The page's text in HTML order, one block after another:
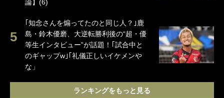
論】(6)
｢知念さんを煽ってたのと同じ人？｣鹿
島・鈴木優磨、大逆転勝利後の“超・優
等生インタビュー”が話題！｢試合中と
のギャップw｣｢礼儀正しいイケメンや
な」
ランキングをもっと見る